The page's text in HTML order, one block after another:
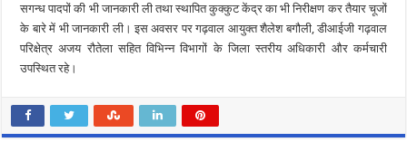
सगन्ध पादपों की भी जानकारी ली तथा स्थापित कुक्कुट केंद्र का भी निरीक्षण कर तैयार चूजों
के बारे में भी जानकारी ली। इस अवसर पर गढ़वाल आयुक्त शैलेश बगौली, डीआईजी गढ़वाल
परिक्षेत्र अजय रौतेला सहित विभिन्न विभागों के जिला स्तरीय अधिकारी और कर्मचारी
उपस्थित रहे।